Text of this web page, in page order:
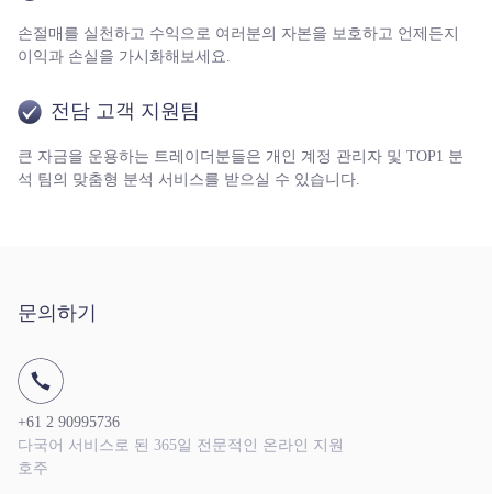
손절매를 실천하고 수익으로 여러분의 자본을 보호하고 언제든지
이익과 손실을 가시화해보세요.
전담 고객 지원팀
큰 자금을 운용하는 트레이더분들은 개인 계정 관리자 및 TOP1 분
석 팀의 맞춤형 분석 서비스를 받으실 수 있습니다.
문의하기
+61 2 90995736
다국어 서비스로 된 365일 전문적인 온라인 지원
호주